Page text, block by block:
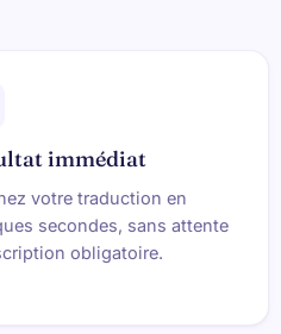
immédiat
votre traduction en
secondes, sans attente
obligatoire.